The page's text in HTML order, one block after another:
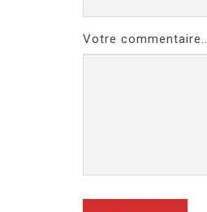
Votre commentaire..